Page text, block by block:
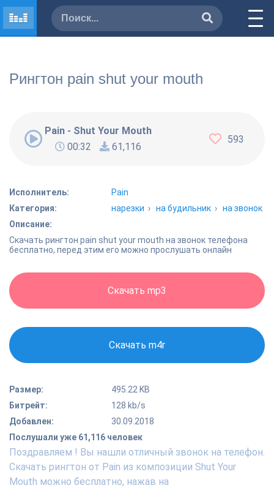
Рингтон pain shut your mouth
Pain - Shut Your Mouth
00:32
61,116
593
Исполнитель:
Pain
Категория:
нарезки ›на будильник ›на звонок
Описание:
Скачать рингтон pain shut your mouth на звонок телефона
бесплатно, перед этим его можно прослушать онлайн
Скачать mp3
Скачать m4r
Размер:
495.22 KB
Битрейт:
128 kb/s
Добавлен:
30.09.2018
Послушали уже 61,116 человек
Поздравляем ! Вы нашли отличный звонок на телефон.
Скачать рингтон от Pain из композиции Shut Your
Mouth можно бесплатно, нажав на